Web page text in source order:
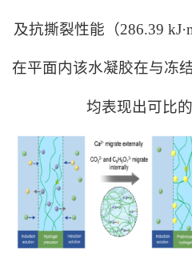
及抗撕裂性能（286.39
在平面内该水凝胶在与冻
均表现出可比